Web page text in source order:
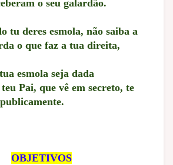
o seu galardão.
tu deres esmola, não saiba a
o que faz a tua direita,
esmola seja dada
Pai, que vê em secreto, te
OBJETIVOS